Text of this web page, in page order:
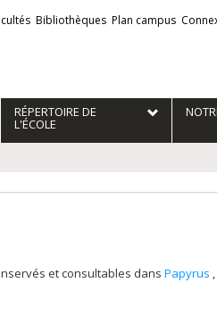
Bibliothèques Plan campus
RÉPERTOIRE DE
L'ÉCOLE
et consultables dans Papyrus